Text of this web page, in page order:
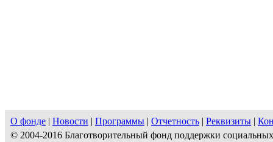
О фонде | Новости | Программы | Отчетность | Реквизиты |
© 2004-2016 Благотворительный фонд поддержки